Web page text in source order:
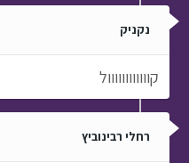
נקניק
קוווווווווווול
רחלי רבינוביץ